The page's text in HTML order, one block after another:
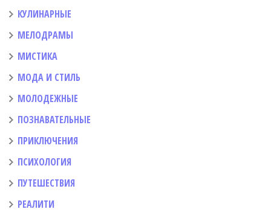
КУЛИНАРНЫЕ
МЕЛОДРАМЫ
МИСТИКА
МОДА И СТИЛЬ
МОЛОДЕЖНЫЕ
ПОЗНАВАТЕЛЬНЫЕ
ПРИКЛЮЧЕНИЯ
ПСИХОЛОГИЯ
ПУТЕШЕСТВИЯ
РЕАЛИТИ